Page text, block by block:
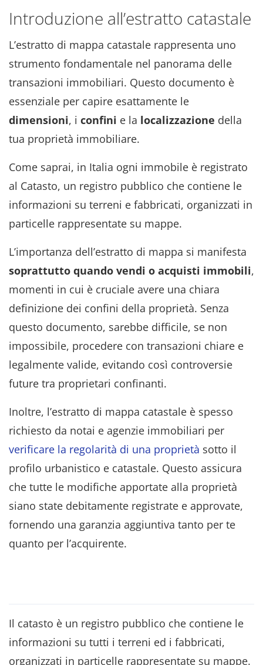
Introduzione all’estratto catastale
L’estratto di mappa catastale rappresenta uno
strumento fondamentale nel panorama delle
transazioni immobiliari. Questo documento è
essenziale per capire esattamente le
dimensioni, i confini e la localizzazione della
tua proprietà immobiliare.
Come saprai, in Italia ogni immobile è registrato
al Catasto, un registro pubblico che contiene le
informazioni su terreni e fabbricati, organizzati in
particelle rappresentate su mappe.
L’importanza dell’estratto di mappa si manifesta
soprattutto quando vendi o acquisti immobili,
momenti in cui è cruciale avere una chiara
definizione dei confini della proprietà. Senza
questo documento, sarebbe difficile, se non
impossibile, procedere con transazioni chiare e
legalmente valide, evitando così controversie
future tra proprietari confinanti.
Inoltre, l’estratto di mappa catastale è spesso
richiesto da notai e agenzie immobiliari per
verificare la regolarità di una proprietà sotto il
profilo urbanistico e catastale. Questo assicura
che tutte le modifiche apportate alla proprietà
siano state debitamente registrate e approvate,
fornendo una garanzia aggiuntiva tanto per te
quanto per l’acquirente.
Il catasto è un registro pubblico che contiene le
informazioni su tutti i terreni ed i fabbricati,
organizzati in particelle rappresentate su mappe.